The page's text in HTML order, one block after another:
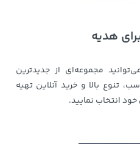
هدیه
مجموعه‌ای از جدیدترین
تنوع بالا و خرید آنلاین تهیه
انتخاب نمایید.